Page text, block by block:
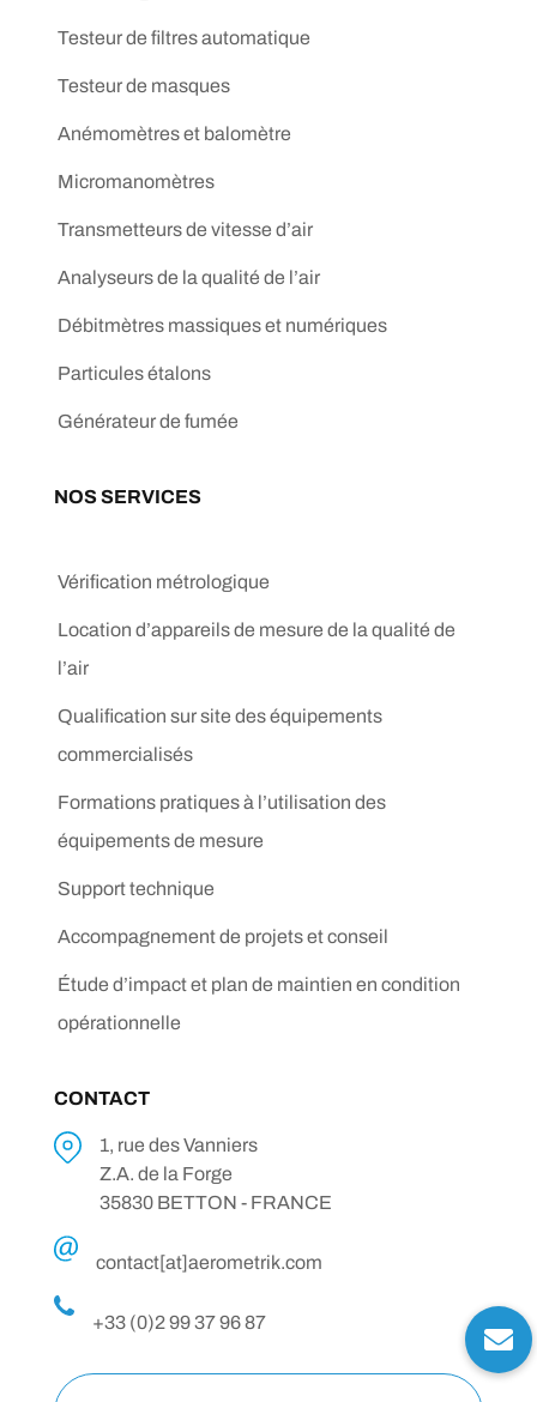
Testeur de filtres automatique
Testeur de masques
Anémomètres et balomètre
Micromanomètres
Transmetteurs de vitesse d’air
Analyseurs de la qualité de l’air
Débitmètres massiques et numériques
Particules étalons
Générateur de fumée
NOS SERVICES
Vérification métrologique
Location d’appareils de mesure de la qualité de
l’air
Qualification sur site des équipements
commercialisés
Formations pratiques à l’utilisation des
équipements de mesure
Support technique
Accompagnement de projets et conseil
Étude d’impact et plan de maintien en condition
opérationnelle
CONTACT
1, rue des Vanniers
Z.A. de la Forge
35830 BETTON - FRANCE
contact[at]aerometrik.com
+33 (0)2 99 37 96 87